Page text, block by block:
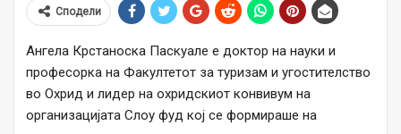
Сподели
Ангела Крстаноска Паскуале е доктор на науки и
професорка на Факултетот за туризам и угостителство
во Охрид и лидер на охридскиот конвивум на
организацијата Слоу фуд кој се формираше на